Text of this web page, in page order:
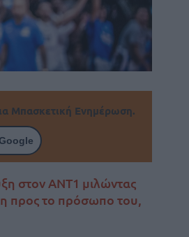
Μπασκετική Ενημέρωση.
στον ΑΝΤ1 μιλώντας
προς το πρόσωπο του,